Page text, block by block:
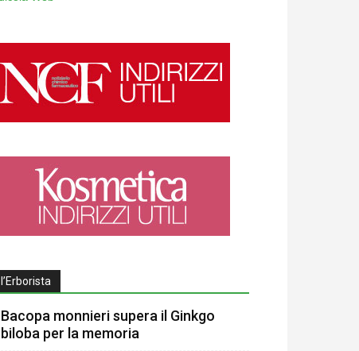
l’Erborista
Bacopa monnieri supera il Ginkgo
biloba per la memoria